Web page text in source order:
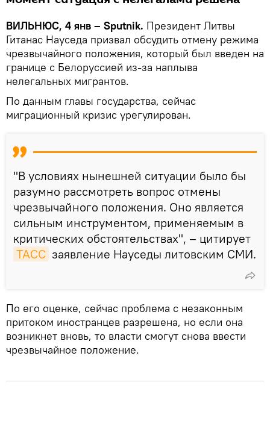
ВИЛЬНЮС, 4 янв – Sputnik. Президент Литвы
Гитанас Науседа призвал обсудить отмену режима
чрезвычайного положения, который был введен на
границе с Белоруссией из-за наплыва
нелегальных мигрантов.
По данным главы государства, сейчас
миграционный кризис урегулирован.
"В условиях нынешней ситуации было бы
разумно рассмотреть вопрос отмены
чрезвычайного положения. Оно является
сильным инструментом, применяемым в
критических обстоятельствах", – цитирует
ТАСС заявление Науседы литовским СМИ.
По его оценке, сейчас проблема с незаконным
притоком иностранцев разрешена, но если она
возникнет вновь, то власти смогут снова ввести
чрезвычайное положение.